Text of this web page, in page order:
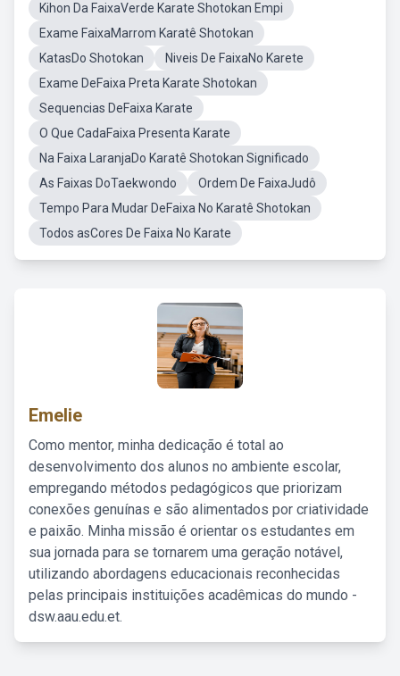
Kihon Da FaixaVerde Karate Shotokan Empi
Exame FaixaMarrom Karatê Shotokan
KatasDo Shotokan
Niveis De FaixaNo Karete
Exame DeFaixa Preta Karate Shotokan
Sequencias DeFaixa Karate
O Que CadaFaixa Presenta Karate
Na Faixa LaranjaDo Karatê Shotokan Significado
As Faixas DoTaekwondo
Ordem De FaixaJudô
Tempo Para Mudar DeFaixa No Karatê Shotokan
Todos asCores De Faixa No Karate
Emelie
Como mentor, minha dedicação é total ao
desenvolvimento dos alunos no ambiente escolar,
empregando métodos pedagógicos que priorizam
conexões genuínas e são alimentados por criatividade
e paixão. Minha missão é orientar os estudantes em
sua jornada para se tornarem uma geração notável,
utilizando abordagens educacionais reconhecidas
pelas principais instituições acadêmicas do mundo -
dsw.aau.edu.et.